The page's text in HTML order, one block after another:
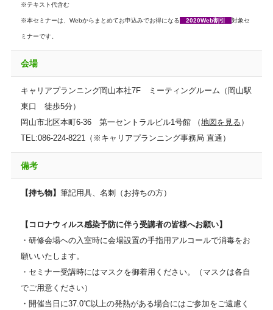
※テキスト代含む
※本セミナーは、Webからまとめてお申込みでお得になる 2020Web割引対象セ
ミナーです。
会場
キャリアプランニング岡山本社7F ミーティングルーム（岡山駅
東口 徒歩5分）
岡山市北区本町6-36 第一セントラルビル1号館 （地図を見る ）
TEL:086-224-8221（※キャリアプランニング事務局 直通）
備考
【持ち物】筆記用具、名刺（お持ちの方）
【コロナウィルス感染予防に伴う受講者の皆様へお願い】
・研修会場への入室時に会場設置の手指用アルコールで消毒をお
願いいたします。
・セミナー受講時にはマスクを御着用ください。（マスクは各自
でご用意ください）
・開催当日に37.0℃以上の発熱がある場合にはご参加をご遠慮く